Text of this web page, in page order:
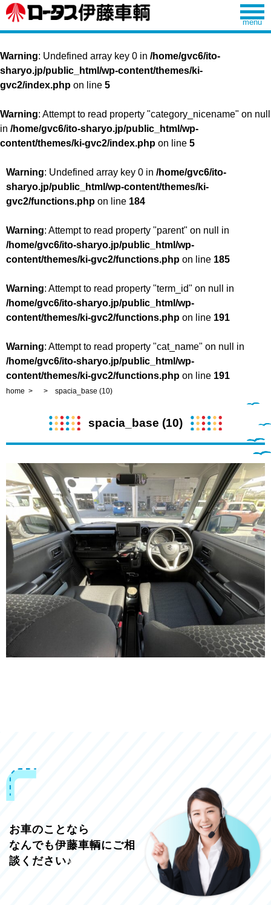
Warning: Undefined array key 0 in /home/gvc6/ito-
sharyo.jp/public_html/wp-content/themes/ki-
gvc2/index.php on line 5
Warning: Attempt to read property "category_nicename" on null
in /home/gvc6/ito-sharyo.jp/public_html/wp-
content/themes/ki-gvc2/index.php on line 5
Warning: Undefined array key 0 in /home/gvc6/ito-
sharyo.jp/public_html/wp-content/themes/ki-
gvc2/functions.php on line 184
Warning: Attempt to read property "parent" on null in
/home/gvc6/ito-sharyo.jp/public_html/wp-
content/themes/ki-gvc2/functions.php on line 185
Warning: Attempt to read property "term_id" on null in
/home/gvc6/ito-sharyo.jp/public_html/wp-
content/themes/ki-gvc2/functions.php on line 191
Warning: Attempt to read property "cat_name" on null in
/home/gvc6/ito-sharyo.jp/public_html/wp-
content/themes/ki-gvc2/functions.php on line 191
home spacia_base (10)
spacia_base (10)
お車のことなら
なんでも伊藤車輌にご相
談ください♪